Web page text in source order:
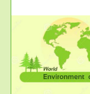
服务范
VOCs在线
根据《重点区域